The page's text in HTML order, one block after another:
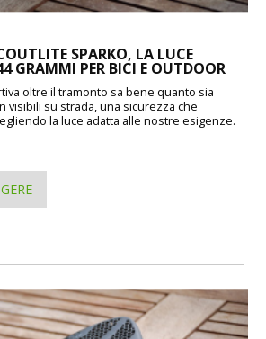
SPARKO, LA LUCE
GRAMMI PER BICI E OUTDOOR
oltre il tramonto sa bene quanto sia
visibili su strada, una sicurezza che
la luce adatta alle nostre esigenze.